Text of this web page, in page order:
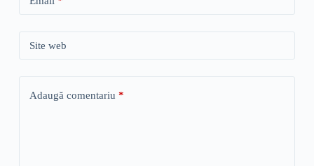
Site web
Adaugă comentariu *